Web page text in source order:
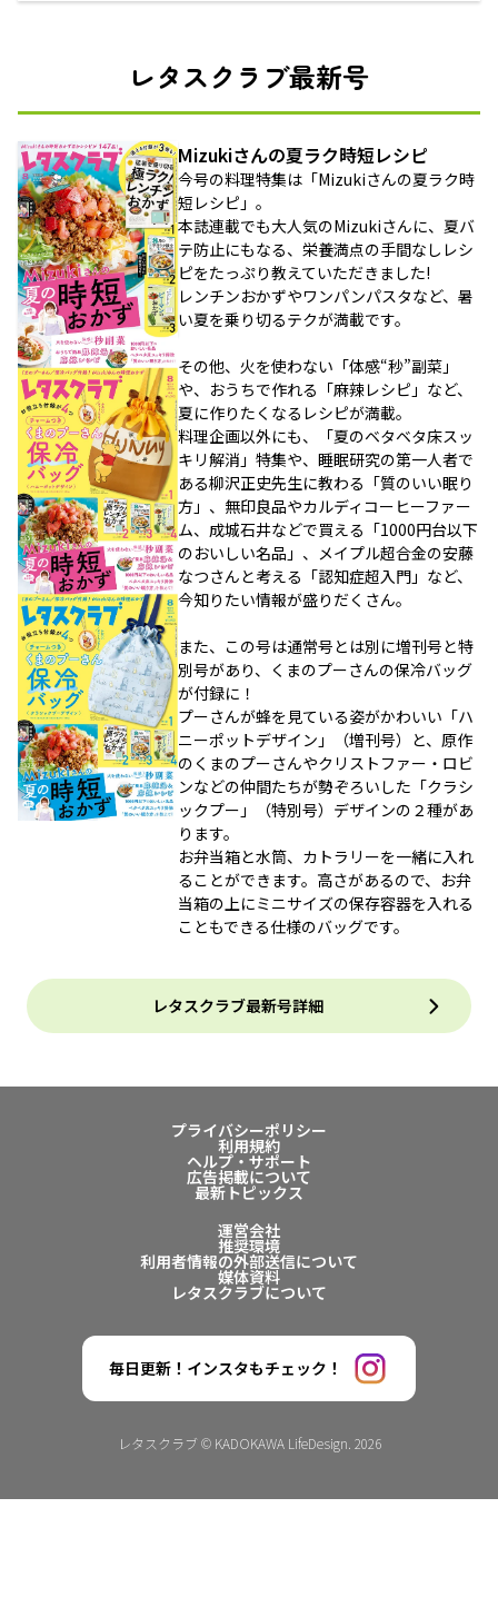
レタスクラブ最新号
Mizukiさんの夏ラク時短レシピ
今号の料理特集は「Mizukiさんの夏ラク時
短レシピ」。
本誌連載でも大人気のMizukiさんに、夏バ
テ防止にもなる、栄養満点の手間なしレシ
ピをたっぷり教えていただきました!
レンチンおかずやワンパンパスタなど、暑
い夏を乗り切るテクが満載です。
その他、火を使わない「体感“秒”副菜」
や、おうちで作れる「麻辣レシピ」など、
夏に作りたくなるレシピが満載。
料理企画以外にも、「夏のベタベタ床スッ
キリ解消」特集や、睡眠研究の第一人者で
ある柳沢正史先生に教わる「質のいい眠り
方」、無印良品やカルディコーヒーファー
ム、成城石井などで買える「1000円台以下
のおいしい名品」、メイプル超合金の安藤
なつさんと考える「認知症超入門」など、
今知りたい情報が盛りだくさん。
また、この号は通常号とは別に増刊号と特
別号があり、くまのプーさんの保冷バッグ
が付録に！
プーさんが蜂を見ている姿がかわいい「ハ
ニーポットデザイン」（増刊号）と、原作
のくまのプーさんやクリストファー・ロビ
ンなどの仲間たちが勢ぞろいした「クラシ
ックプー」（特別号）デザインの２種があ
ります。
お弁当箱と水筒、カトラリーを一緒に入れ
ることができます。高さがあるので、お弁
当箱の上にミニサイズの保存容器を入れる
こともできる仕様のバッグです。
レタスクラブ最新号詳細
プライバシーポリシー
利用規約
ヘルプ・サポート
広告掲載について
最新トピックス
運営会社
推奨環境
利用者情報の外部送信について
媒体資料
レタスクラブについて
毎日更新！インスタもチェック！
レタスクラブ © KADOKAWA LifeDesign. 2026